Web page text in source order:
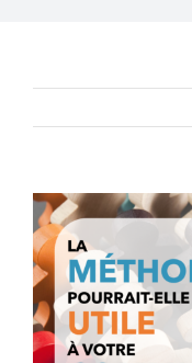
Voir
l'image
agrandie